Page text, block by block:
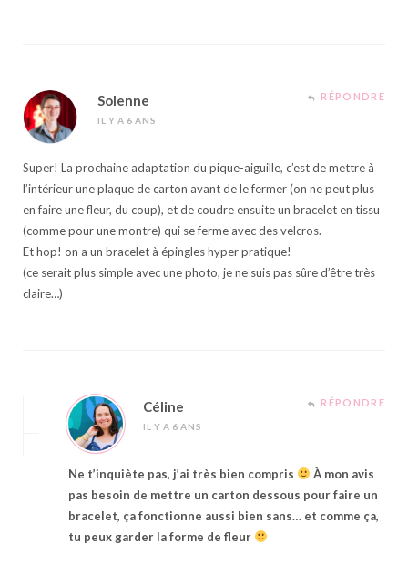
Solenne
IL Y A 6 ANS
RÉPONDRE
Super! La prochaine adaptation du pique-aiguille, c’est de mettre à
l’intérieur une plaque de carton avant de le fermer (on ne peut plus
en faire une fleur, du coup), et de coudre ensuite un bracelet en tissu
(comme pour une montre) qui se ferme avec des velcros.
Et hop! on a un bracelet à épingles hyper pratique!
(ce serait plus simple avec une photo, je ne suis pas sûre d’être très
claire…)
Céline
IL Y A 6 ANS
RÉPONDRE
Ne t’inquiète pas, j’ai très bien compris
À mon avis
pas besoin de mettre un carton dessous pour faire un
bracelet, ça fonctionne aussi bien sans… et comme ça,
tu peux garder la forme de fleur